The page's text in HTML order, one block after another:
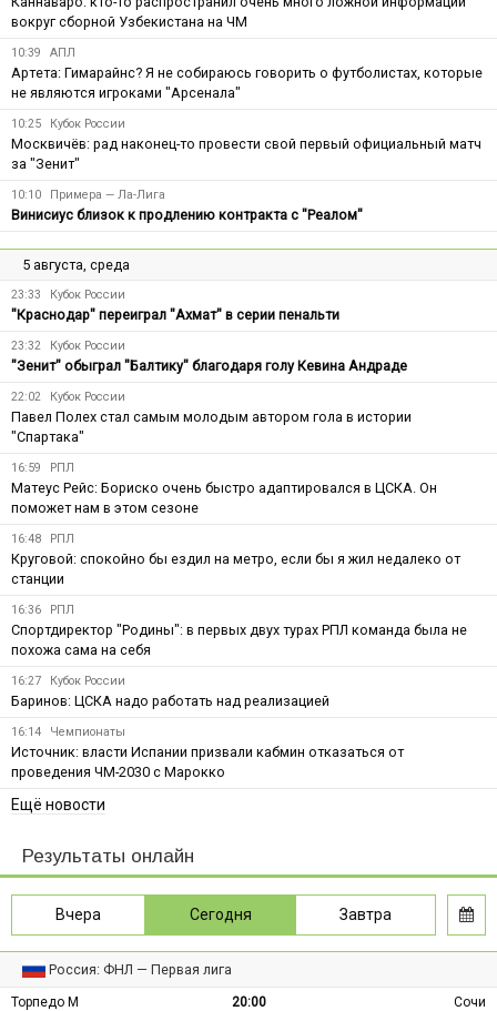
вокруг сборной Узбекистана на ЧМ
10:39 АПЛ
Артета: Гимарайнс? Я не собираюсь говорить о футболистах, которые
не являются игроками "Арсенала"
10:25 Кубок России
Москвичёв: рад наконец-то провести свой первый официальный матч
за "Зенит"
10:10 Примера — Ла-Лига
Винисиус близок к продлению контракта с "Реалом"
5 августа, среда
23:33 Кубок России
"Краснодар" переиграл "Ахмат" в серии пенальти
23:32 Кубок России
"Зенит" обыграл "Балтику" благодаря голу Кевина Андраде
22:02 Кубок России
Павел Полех стал самым молодым автором гола в истории
"Спартака"
16:59 РПЛ
Матеус Рейс: Бориско очень быстро адаптировался в ЦСКА. Он
поможет нам в этом сезоне
16:48 РПЛ
Круговой: спокойно бы ездил на метро, если бы я жил недалеко от
станции
16:36 РПЛ
Спортдиректор "Родины": в первых двух турах РПЛ команда была не
похожа сама на себя
16:27 Кубок России
Баринов: ЦСКА надо работать над реализацией
16:14 Чемпионаты
Источник: власти Испании призвали кабмин отказаться от
проведения ЧМ-2030 с Марокко
Ещё новости
Результаты онлайн
Вчера Сегодня Завтра
Россия: ФНЛ — Первая лига
Торпедо М 20:00 Сочи